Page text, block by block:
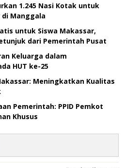
1.245 Nasi Kotak untuk
Manggala
untuk Siswa Makassar,
dari Pemerintah Pusat
Keluarga dalam
HUT ke-25
Meningkatkan Kualitas
Pemerintah: PPID Pemkot
Khusus